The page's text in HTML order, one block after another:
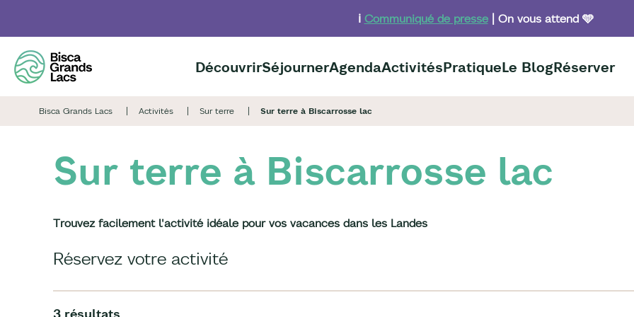
contenu
principal
ℹ️ Communiqué de presse| On vous attend 🩵
DécouvrirSéjournerAgendaActivitésPratiqueLe BlogRéserver
Bisca Grands Lacs Activités Sur terre Sur terre à Biscarrosse lac
Sur terre à Biscarrosse lac
Trouvez facilement l'activité idéale pour vos vacances dans les Landes
Réservez votre activité